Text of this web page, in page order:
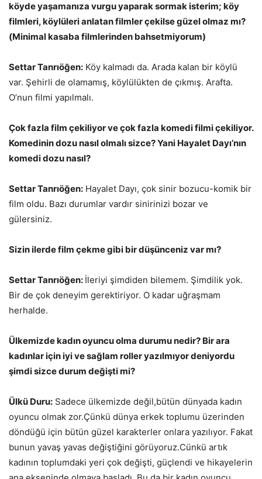
köyde yaşamanıza vurgu yaparak sormak isterim; köy
filmleri, köylüleri anlatan filmler çekilse güzel olmaz mı?
(Minimal kasaba filmlerinden bahsetmiyorum)
Settar Tanrıöğen: Köy kalmadı da. Arada kalan bir köylü
var. Şehirli de olamamış, köylülükten de çıkmış. Arafta.
O’nun filmi yapılmalı.
Çok fazla film çekiliyor ve çok fazla komedi filmi çekiliyor.
Komedinin dozu nasıl olmalı sizce? Yani Hayalet Dayı’nın
komedi dozu nasıl?
Settar Tanrıöğen: Hayalet Dayı, çok sinir bozucu-komik bir
film oldu. Bazı durumlar vardır sinirinizi bozar ve
gülersiniz.
Sizin ilerde film çekme gibi bir düşünceniz var mı?
Settar Tanrıöğen: İleriyi şimdiden bilemem. Şimdilik yok.
Bir de çok deneyim gerektiriyor. O kadar uğraşmam
herhalde.
Ülkemizde kadın oyuncu olma durumu nedir? Bir ara
kadınlar için iyi ve sağlam roller yazılmıyor deniyordu
şimdi sizce durum değişti mi?
Ülkü Duru: Sadece ülkemizde değil,bütün dünyada kadın
oyuncu olmak zor.Çünkü dünya erkek toplumu üzerinden
döndüğü için bütün güzel karakterler onlara yazılıyor. Fakat
bunun yavaş yavas değiştiğini görüyoruz.Cünkü artık
kadının toplumdaki yeri çok değişti, güçlendi ve hikayelerin